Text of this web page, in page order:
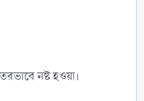
নষ্ট হওয়া।